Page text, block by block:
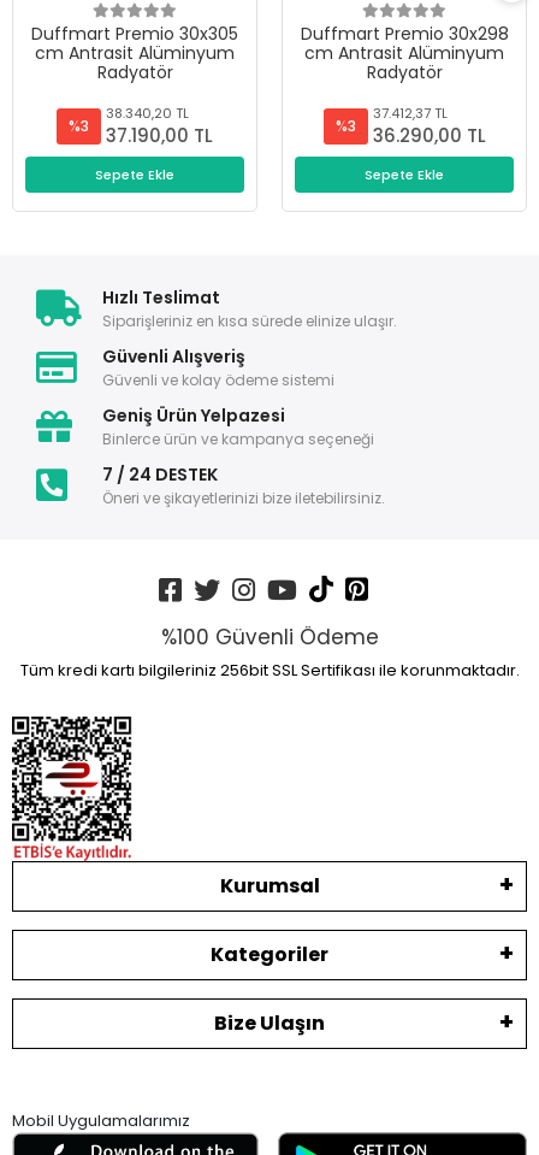
Duffmart Premio 30x305
cm Antrasit Alüminyum
Radyatör
%3
38.340,20 TL
37.190,00 TL
Sepete Ekle
Duffmart Premio 30x298
cm Antrasit Alüminyum
Radyatör
%3
37.412,37 TL
36.290,00 TL
Sepete Ekle
Hızlı Teslimat
Siparişleriniz en kısa sürede elinize ulaşır.
Güvenli Alışveriş
Güvenli ve kolay ödeme sistemi
Geniş Ürün Yelpazesi
Binlerce ürün ve kampanya seçeneği
7 / 24 DESTEK
Öneri ve şikayetlerinizi bize iletebilirsiniz.
%100 Güvenli Ödeme
Tüm kredi kartı bilgileriniz 256bit SSL Sertifikası ile korunmaktadır.
Kurumsal
Kategoriler
Bize Ulaşın
Mobil Uygulamalarımız